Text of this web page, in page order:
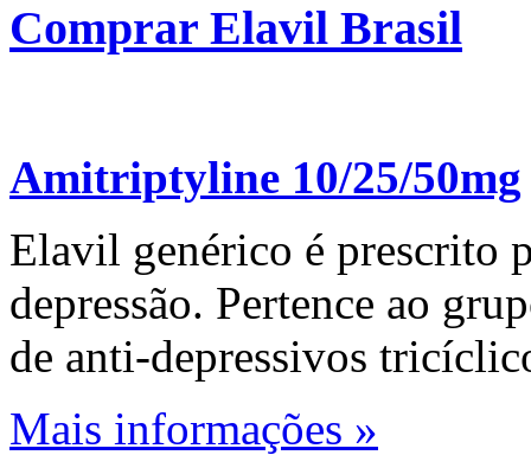
Comprar Elavil Brasil
Amitriptyline 10/25/50mg
Elavil genérico é prescrito
depressão. Pertence ao
de anti-depressivos
Mais informações »